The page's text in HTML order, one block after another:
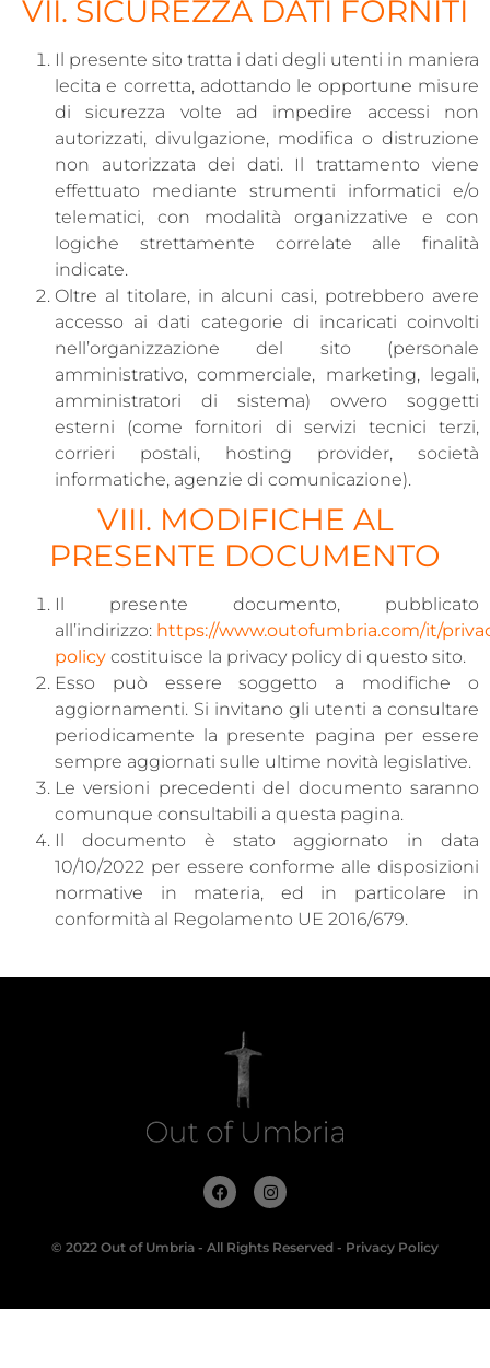
VII. SICUREZZA DATI FORNITI
Il presente sito tratta i dati degli utenti in maniera
lecita e corretta, adottando le opportune misure
di sicurezza volte ad impedire accessi non
autorizzati, divulgazione, modifica o distruzione
non autorizzata dei dati. Il trattamento viene
effettuato mediante strumenti informatici e/o
telematici, con modalità organizzative e con
logiche strettamente correlate alle finalità
indicate.
Oltre al titolare, in alcuni casi, potrebbero avere
accesso ai dati categorie di incaricati coinvolti
nell’organizzazione del sito (personale
amministrativo, commerciale, marketing, legali,
amministratori di sistema) ovvero soggetti
esterni (come fornitori di servizi tecnici terzi,
corrieri postali, hosting provider, società
informatiche, agenzie di comunicazione).
VIII. MODIFICHE AL
PRESENTE DOCUMENTO
Il presente documento, pubblicato
all’indirizzo: https://www.outofumbria.com/it/
policy costituisce la privacy policy di questo sito.
Esso può essere soggetto a modifiche o
aggiornamenti. Si invitano gli utenti a consultare
periodicamente la presente pagina per essere
sempre aggiornati sulle ultime novità legislative.
Le versioni precedenti del documento saranno
comunque consultabili a questa pagina.
Il documento è stato aggiornato in data
10/10/2022 per essere conforme alle disposizioni
normative in materia, ed in particolare in
conformità al Regolamento UE 2016/679.
© 2022 Out of Umbria - All Rights Reserved - Privacy Policy